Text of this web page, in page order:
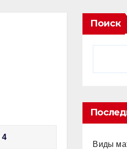
4
Поиск
Виды